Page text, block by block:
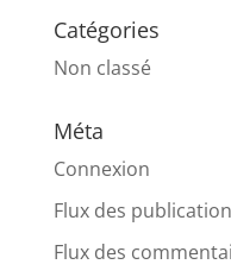
Catégories
Non classé
Méta
Connexion
Flux des
Flux des